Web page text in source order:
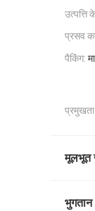
उत्पत्ति
प्रसव
पैकिंग:
प्रमुखता
मूलभूत
भुगतान